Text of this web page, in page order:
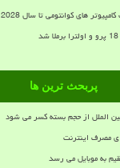
های کوانتومی تا سال 2028
پربحث ترین ها
الملل از حجم بسته کسر می شود
ی مصرف اینترنت
به موبایل می رسد